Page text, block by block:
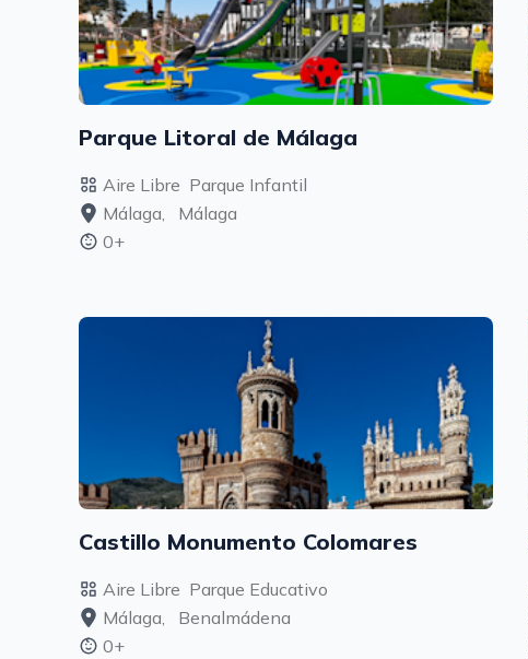
Parque Litoral de Málaga
Aire Libre Parque Infantil
Málaga,
Málaga
0+
Castillo Monumento Colomares
Aire Libre Parque Educativo
Málaga,
Benalmádena
0+